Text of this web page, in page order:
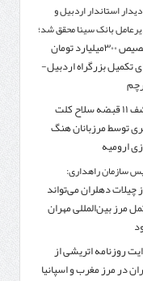
استاندار اردبیل و
بانک سینا محقق شد؛
تخصیص ۳۰۰میلیارد تومان
تکمیل بزرگراه اردبیل-
کشف ۱۱ قبضه سلاح کلت
توسط مرزبانان هنگ
ارومیه
سازمان راهداری:
چیلات دهلران می‌تواند
مرز بین‌المللی مهران
روزنامه اتریشی از
در مرز مغرب و اسپانیا